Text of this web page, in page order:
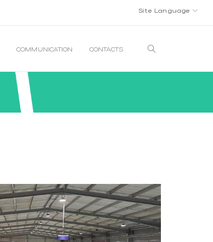
Site Language
COMMUNICATION CONTACTS